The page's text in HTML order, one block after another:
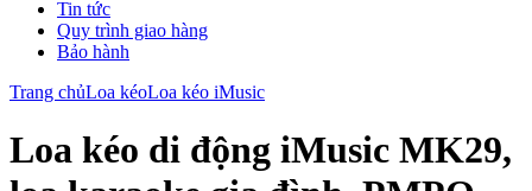
Tin tức
Quy trình giao hàng
Bảo hành
Trang chủLoa kéoLoa kéo iMusic
Loa kéo di động iMusic MK29,